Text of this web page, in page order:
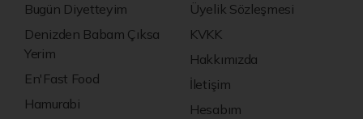
Bugün Diyetteyim
Denizden Babam Çıksa
Yerim
En'Fast Food
Hamurabi
Üyelik Sözleşmesi
KVKK
Hakkımızda
İletişim
Hesabım